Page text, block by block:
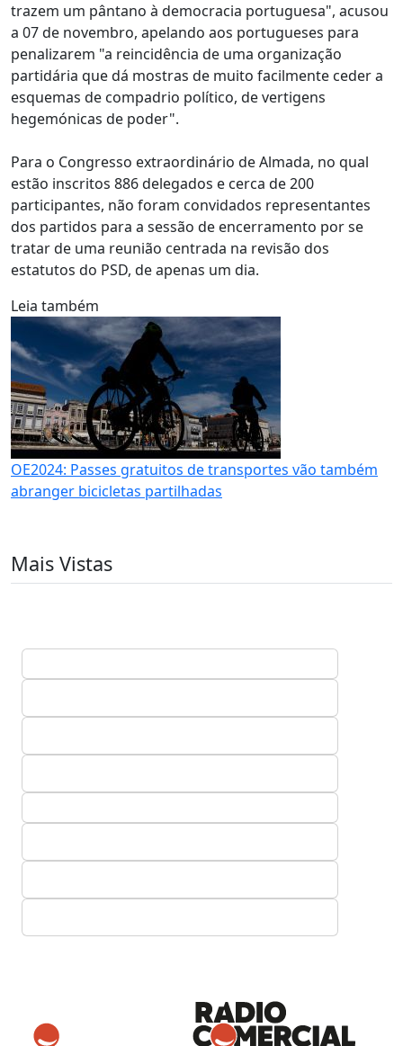
trazem um pântano à democracia portuguesa", acusou
a 07 de novembro, apelando aos portugueses para
penalizarem "a reincidência de uma organização
partidária que dá mostras de muito facilmente ceder a
esquemas de compadrio político, de vertigens
hegemónicas de poder".
Para o Congresso extraordinário de Almada, no qual
estão inscritos 886 delegados e cerca de 200
participantes, não foram convidados representantes
dos partidos para a sessão de encerramento por se
tratar de uma reunião centrada na revisão dos
estatutos do PSD, de apenas um dia.
Leia também
OE2024: Passes gratuitos de transportes vão também
abranger bicicletas partilhadas
Mais Vistas